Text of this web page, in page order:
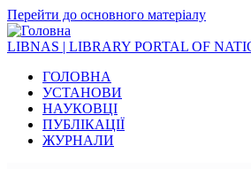
Перейти до основного матеріалу
LIBNAS | LIBRARY PORTAL OF
ГОЛОВНА
УСТАНОВИ
НАУКОВЦІ
ПУБЛІКАЦІЇ
ЖУРНАЛИ